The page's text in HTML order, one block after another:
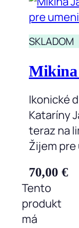
SKLADOM
Mikina
Ikonické
Kataríny
teraz na
Žijem
70,00 €
Tento
produkt
má